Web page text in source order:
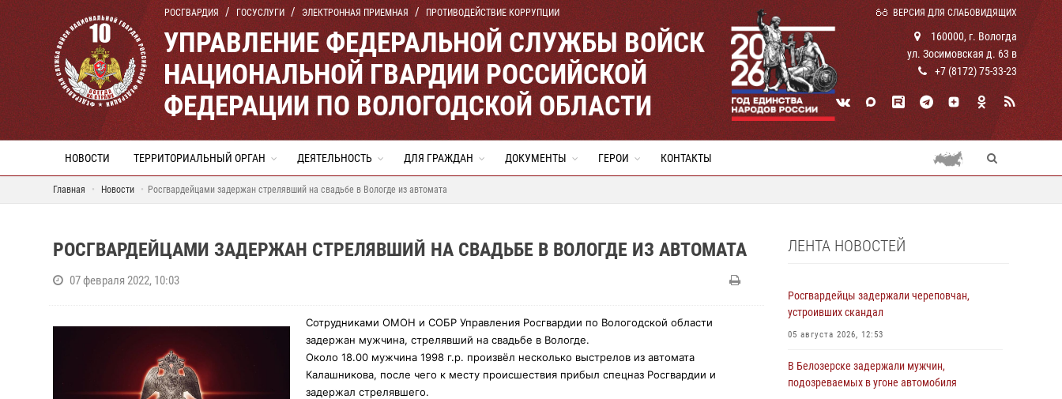
РОСГВАРДИЯ ГОСУСЛУГИ ЭЛЕКТРОННАЯ ПРИЕМНАЯ ПРОТИВОДЕЙСТВИЕ КОРРУПЦИИ ВЕРСИЯ ДЛЯ СЛАБОВИДЯЩИХ
УПРАВЛЕНИЕ ФЕДЕРАЛЬНОЙ СЛУЖБЫ ВОЙСК
НАЦИОНАЛЬНОЙ ГВАРДИИ РОССИЙСКОЙ
ФЕДЕРАЦИИ ПО ВОЛОГОДСКОЙ ОБЛАСТИ
160000, г. Вологда
ул. Зосимовская д. 63 в
+7 (8172) 75-33-23
НОВОСТИ ТЕРРИТОРИАЛЬНЫЙ ОРГАН ДЕЯТЕЛЬНОСТЬ ДЛЯ ГРАЖДАН ДОКУМЕНТЫ ГЕРОИ КОНТАКТЫ
Главная Новости Росгвардейцами задержан стрелявший на свадьбе в Вологде из автомата
РОСГВАРДЕЙЦАМИ ЗАДЕРЖАН СТРЕЛЯВШИЙ НА СВАДЬБЕ В ВОЛОГДЕ ИЗ АВТОМАТА
07 февраля 2022, 10:03
Сотрудниками ОМОН и СОБР Управления Росгвардии по Вологодской области
задержан мужчина, стрелявший на свадьбе в Вологде.
Около 18.00 мужчина 1998 г.р. произвёл несколько выстрелов из автомата
Калашникова, после чего к месту происшествия прибыл спецназ Росгвардии и
задержал стрелявшего.
ЛЕНТА НОВОСТЕЙ
Росгвардейцы задержали череповчан,
устроивших скандал
05 августа 2026, 12:53
В Белозерске задержали мужчин,
подозреваемых в угоне автомобиля